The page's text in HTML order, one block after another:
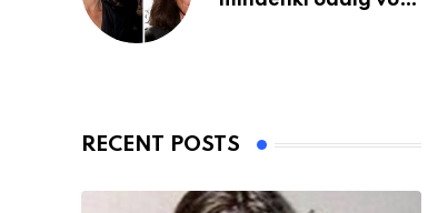
RECENT POSTS